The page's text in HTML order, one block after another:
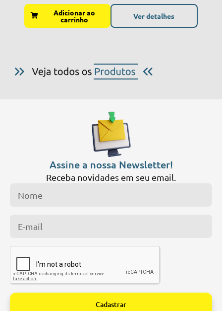
Adicionar ao
carrinho Ver detalhes
Assine a nossa Newsletter!
Receba novidades em seu email.
Cadastrar